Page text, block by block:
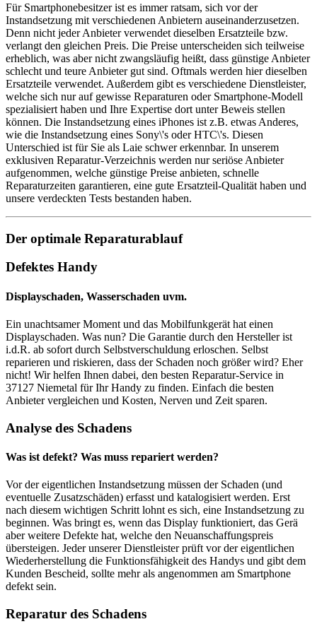
Für Smartphonebesitzer ist es immer ratsam, sich vor der
Instandsetzung mit verschiedenen Anbietern auseinanderzusetzen.
Denn nicht jeder Anbieter verwendet dieselben Ersatzteile bzw.
verlangt den gleichen Preis. Die Preise unterscheiden sich teilweise
erheblich, was aber nicht zwangsläufig heißt, dass günstige Anbieter
schlecht und teure Anbieter gut sind. Oftmals werden hier dieselben
Ersatzteile verwendet. Außerdem gibt es verschiedene Dienstleister,
welche sich nur auf gewisse Reparaturen oder Smartphone-Modell
spezialisiert haben und Ihre Expertise dort unter Beweis stellen
können. Die Instandsetzung eines iPhones ist z.B. etwas Anderes,
wie die Instandsetzung eines Sony\'s oder HTC\'s. Diesen
Unterschied ist für Sie als Laie schwer erkennbar. In unserem
exklusiven Reparatur-Verzeichnis werden nur seriöse Anbieter
aufgenommen, welche günstige Preise anbieten, schnelle
Reparaturzeiten garantieren, eine gute Ersatzteil-Qualität haben und
unsere verdeckten Tests bestanden haben.
Der optimale Reparaturablauf
Defektes Handy
Displayschaden, Wasserschaden uvm.
Ein unachtsamer Moment und das Mobilfunkgerät hat einen
Displayschaden. Was nun? Die Garantie durch den Hersteller ist
i.d.R. ab sofort durch Selbstverschuldung erloschen. Selbst
reparieren und riskieren, dass der Schaden noch größer wird? Eher
nicht! Wir helfen Ihnen dabei, den besten Reparatur-Service in
37127 Niemetal für Ihr Handy zu finden. Einfach die besten
Anbieter vergleichen und Kosten, Nerven und Zeit sparen.
Analyse des Schadens
Was ist defekt? Was muss repariert werden?
Vor der eigentlichen Instandsetzung müssen der Schaden (und
eventuelle Zusatzschäden) erfasst und katalogisiert werden. Erst
nach diesem wichtigen Schritt lohnt es sich, eine Instandsetzung zu
beginnen. Was bringt es, wenn das Display funktioniert, das Gerä
aber weitere Defekte hat, welche den Neuanschaffungspreis
übersteigen. Jeder unserer Dienstleister prüft vor der eigentlichen
Wiederherstellung die Funktionsfähigkeit des Handys und gibt dem
Kunden Bescheid, sollte mehr als angenommen am Smartphone
defekt sein.
Reparatur des Schadens